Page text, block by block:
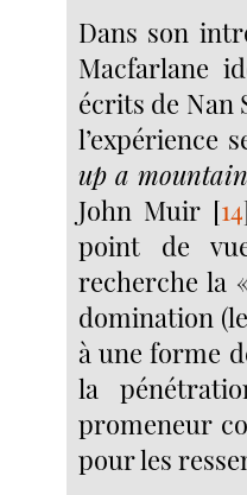
Dans son
Macfarlane
écrits de Nan
l’expérience
up a
John Muir [14
point de
recherche la
domination
à une forme
la
promeneur
pour les